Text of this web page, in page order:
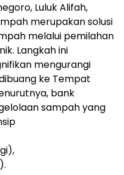
Luluk Alifah,
merupakan solusi
melalui pemilahan
Langkah ini
mengurangi
ke Tempat
bank
sampah yang